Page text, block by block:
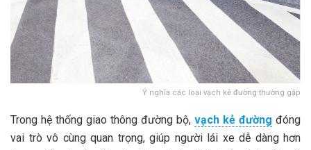
Ý nghĩa các loại vạch kẻ đường thường gặp
Trong hệ thống giao thông đường bộ, vạch kẻ đường đóng
vai trò vô cùng quan trọng, giúp người lái xe dễ dàng hơn